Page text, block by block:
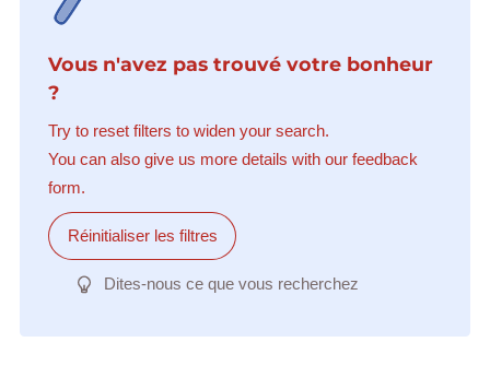
Vous n'avez pas trouvé votre bonheur
?
Try to reset filters to widen your search.
You can also give us more details with our feedback
form.
Réinitialiser les filtres
Dites-nous ce que vous recherchez